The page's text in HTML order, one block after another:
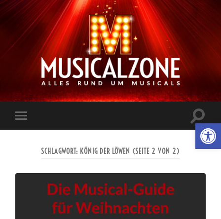
Musicalzone.de
Mobile-
Menü
ein-/
SCHLAGWORT: KÖNIG DER LÖWEN (SEITE 2 VON 2)